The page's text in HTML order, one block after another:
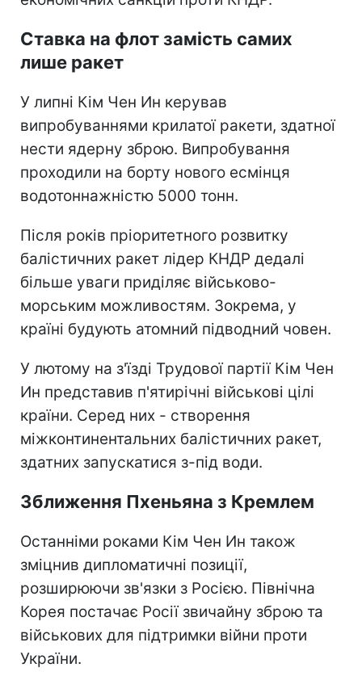
Ставка на флот замість самих
лише ракет
У липні Кім Чен Ин керував
випробуваннями крилатої ракети, здатної
нести ядерну зброю. Випробування
проходили на борту нового есмінця
водотоннажністю 5000 тонн.
Після років пріоритетного розвитку
балістичних ракет лідер КНДР дедалі
більше уваги приділяє військово-
морським можливостям. Зокрема, у
країні будують атомний підводний човен.
У лютому на з'їзді Трудової партії Кім Чен
Ин представив п'ятирічні військові цілі
країни. Серед них - створення
міжконтинентальних балістичних ракет,
здатних запускатися з-під води.
Зближення Пхеньяна з Кремлем
Останніми роками Кім Чен Ин також
зміцнив дипломатичні позиції,
розширюючи зв'язки з Росією. Північна
Корея постачає Росії звичайну зброю та
військових для підтримки війни проти
України.